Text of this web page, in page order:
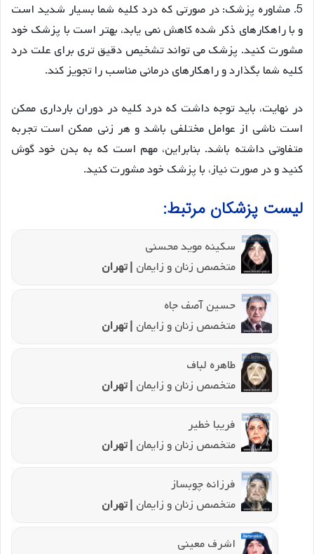
5. مشاوره پزشک: در صورتی که درد کلیه شما بسیار شدید است
و با راهکارهای ذکر شده کاهش نمی یابد، بهتر است با پزشک خود
مشورت کنید. پزشک می تواند تشخیص دقیق تری برای علت درد
کلیه شما بگذارد و راهکارهای درمانی مناسب را تجویز کند.
در نهایت، باید توجه داشت که درد کلیه در دوران بارداری ممکن
است ناشی از عوامل مختلفی باشد و هر زنی ممکن است تجربه
متفاوتی داشته باشد. بنابراین، مهم است که به بدن خود گوش
کنید و در صورت نیاز، با پزشک خود مشورت کنید.
لیست پزشکان مرتبط:
سکینه موید محسنی
متخصص زنان و زایمان | تهران
حسین آصف جاه
متخصص زنان و زایمان | تهران
طاهره لباف
متخصص زنان و زایمان | تهران
فریبا خطیر
متخصص زنان و زایمان | تهران
فرزانه چوبساز
متخصص زنان و زایمان | تهران
اشرف معینی